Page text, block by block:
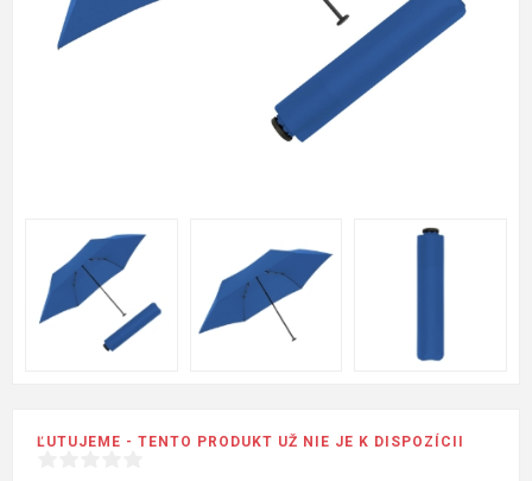
ĽUTUJEME - TENTO PRODUKT UŽ NIE JE K DISPOZÍCII